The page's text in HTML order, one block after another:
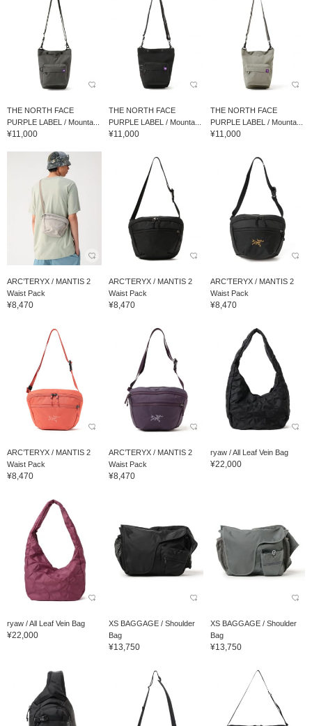
THE NORTH FACE
PURPLE LABEL / Mounta...
¥11,000
THE NORTH FACE
PURPLE LABEL / Mounta...
¥11,000
THE NORTH FACE
PURPLE LABEL / Mounta...
¥11,000
ARC’TERYX / MANTIS 2
Waist Pack
¥8,470
ARC’TERYX / MANTIS 2
Waist Pack
¥8,470
ARC’TERYX / MANTIS 2
Waist Pack
¥8,470
ARC’TERYX / MANTIS 2
Waist Pack
¥8,470
ARC’TERYX / MANTIS 2
Waist Pack
¥8,470
ryaw / All Leaf Vein Bag
¥22,000
ryaw / All Leaf Vein Bag
¥22,000
XS BAGGAGE / Shoulder
Bag
¥13,750
XS BAGGAGE / Shoulder
Bag
¥13,750